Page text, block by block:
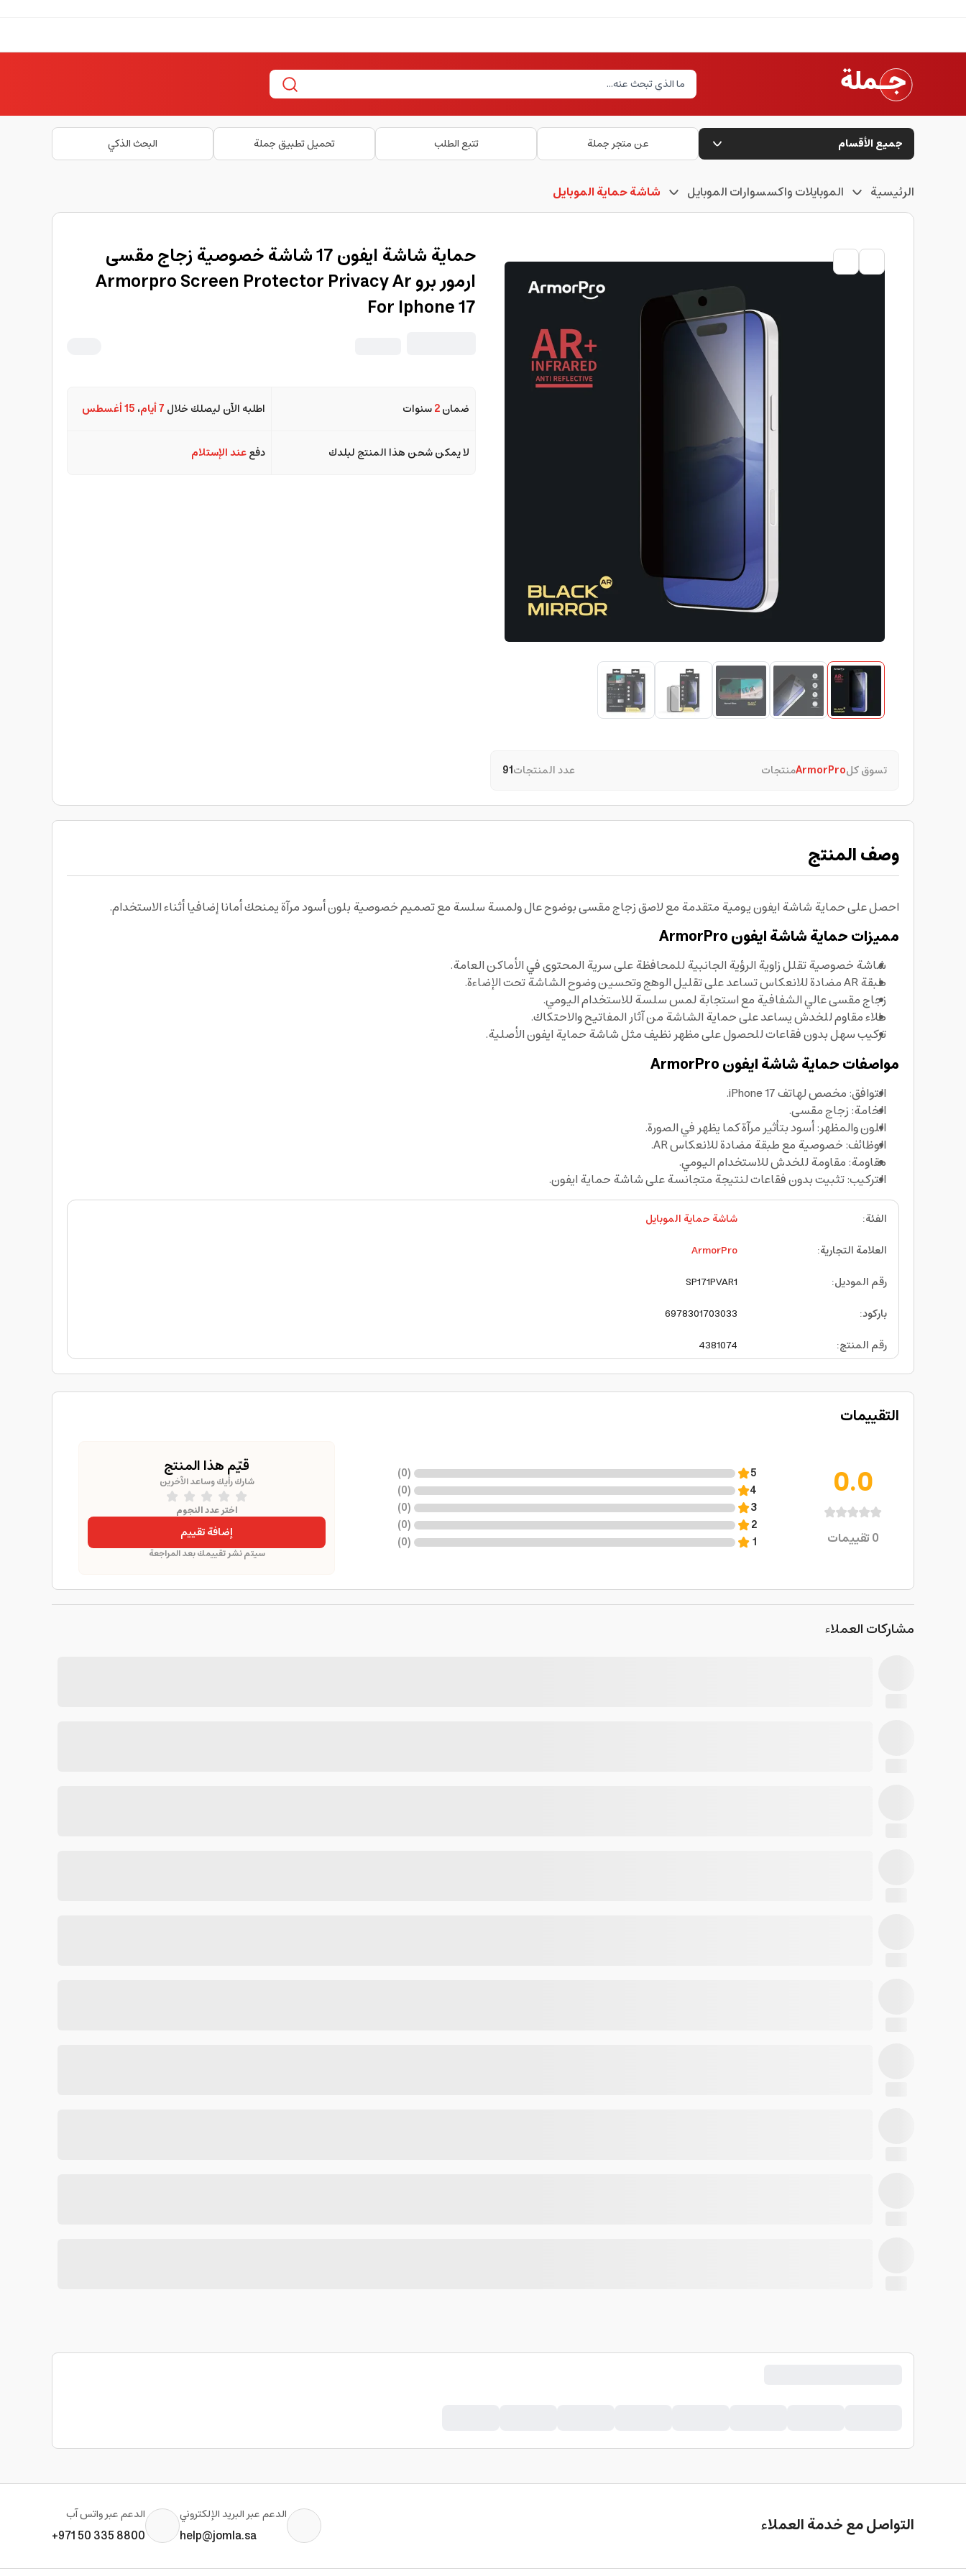
جميع الأقسام عن متجر جملة تتبع الطلب تحميل تطبيق جملة البحث الذكي
الرئيسية الموبايلات واكسسوارات الموبايل شاشة حماية الموبايل
تسوق كلArmorProمنتجات عدد المنتجات91
حماية شاشة ايفون 17 شاشة خصوصية زجاج مقسى
ارمور برو Armorpro Screen Protector Privacy Ar
For Iphone 17
ضمان2سنوات اطلبه الآن ليصلك خلال 7 أيام ، 15 أغسطس
لا يمكن شحن هذا المنتج لبلدك دفععند الإستلام
وصف المنتج
احصل على حماية شاشة ايفون يومية متقدمة مع لاصق زجاج مقسى بوضوح عال ولمسة سلسة مع تصميم خصوصية بلون أسود مرآة يمنحك أمانا إضافيا أثناء الاستخدام.
مميزات حماية شاشة ايفون ArmorPro
شاشة خصوصية تقلل زاوية الرؤية الجانبية للمحافظة على سرية المحتوى في الأماكن العامة.
طبقة AR مضادة للانعكاس تساعد على تقليل الوهج وتحسين وضوح الشاشة تحت الإضاءة.
زجاج مقسى عالي الشفافية مع استجابة لمس سلسة للاستخدام اليومي.
طلاء مقاوم للخدش يساعد على حماية الشاشة من آثار المفاتيح والاحتكاك.
تركيب سهل بدون فقاعات للحصول على مظهر نظيف مثل شاشة حماية ايفون الأصلية.
مواصفات حماية شاشة ايفون ArmorPro
التوافق: مخصص لهاتف iPhone 17.
الخامة: زجاج مقسى.
اللون والمظهر: أسود بتأثير مرآة كما يظهر في الصورة.
الوظائف: خصوصية مع طبقة مضادة للانعكاس AR.
مقاومة: مقاومة للخدش للاستخدام اليومي.
التركيب: تثبيت بدون فقاعات لنتيجة متجانسة على شاشة حماية ايفون.
الفئة:
شاشة حماية الموبايل
العلامة التجارية:
ArmorPro
رقم الموديل:
SP171PVAR1
باركود:
6978301703033
رقم المنتج:
4381074
التقييمات
0.0
0تقييمات
5
(
0
)
4
(
0
)
3
(
0
)
2
(
0
)
1
(
0
)
قيّم هذا المنتج
شارك رأيك وساعد الآخرين
اختر عدد النجوم
إضافة تقييم
سيتم نشر تقييمك بعد المراجعة
مشاركات العملاء
التواصل مع خدمة العملاء الدعم عبر البريد الإلكتروني
help@jomla.sa
الدعم عبر واتس آب
+971 50 335 8800